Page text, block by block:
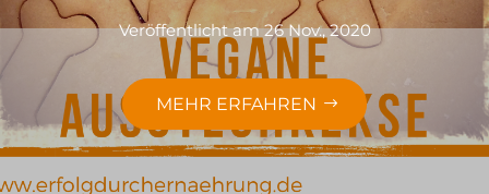
Veröffentlicht am 26 Nov., 2020
MEHR ERFAHREN